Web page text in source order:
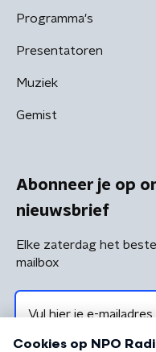
Programma's
Presentatoren
Muziek
Gemist
Abonneer je op
nieuwsbrief
Elke zaterdag het
mailbox